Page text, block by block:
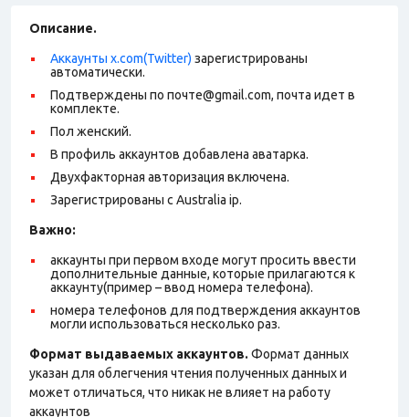
Описание.
Аккаунты x.com(Twitter) зарегистрированы
автоматически.
Подтверждены по почте@gmail.com, почта идет в
комплекте.
Пол женский.
В профиль аккаунтов добавлена аватарка.
Двухфакторная авторизация включена.
Зарегистрированы с Australia ip.
Важно:
аккаунты при первом входе могут просить ввести
дополнительные данные, которые прилагаются к
аккаунту(пример – ввод номера телефона).
номера телефонов для подтверждения аккаунтов
могли использоваться несколько раз.
Формат выдаваемых аккаунтов. Формат данных
указан для облегчения чтения полученных данных и
может отличаться, что никак не влияет на работу
аккаунтов